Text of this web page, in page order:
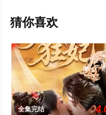
可移步至豆瓣电视剧
猜你喜欢
全集完结